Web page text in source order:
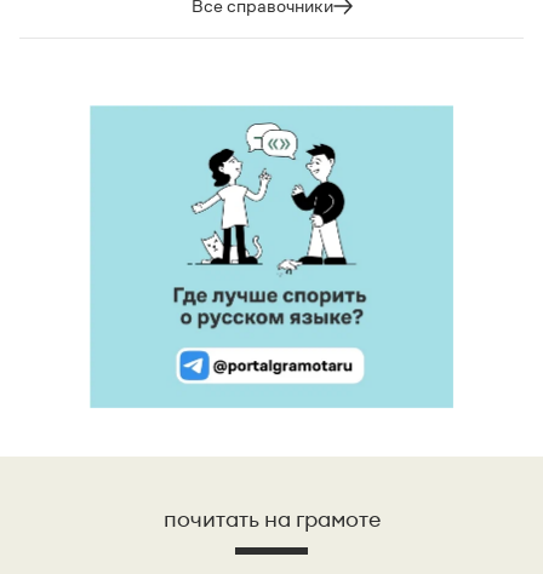
Все справочники
почитать на грамоте